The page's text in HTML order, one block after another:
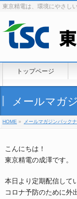
東京精電は、環境にやさし
トップページ
メールマガ
HOME » メールマガジンバック
こんにちは！
東京精電の成澤です。
本日より定期配信して
コロナ予防のために外